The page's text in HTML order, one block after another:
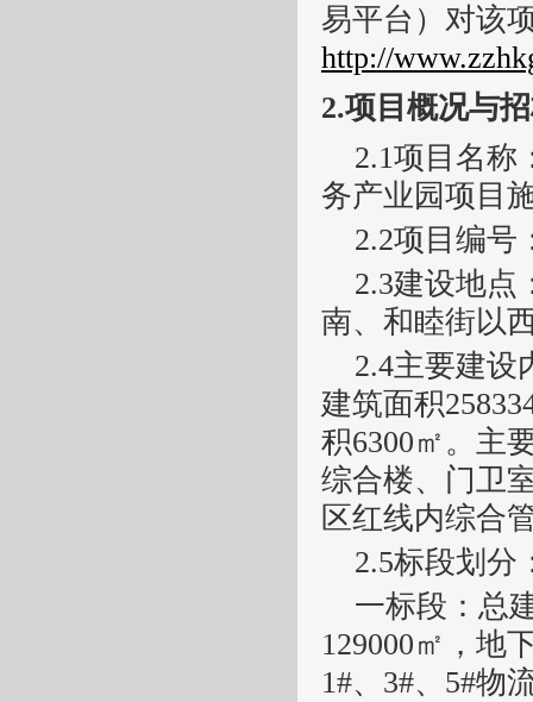
易平台）对该
http://
2.项目概况与
2.1项目名称
务产业园项目
2.2项目编号
2.3建设地点
南、和睦街以
2.4主要建设
建筑面积
积6300㎡。主
综合楼、门卫
区红线内综合
2.5标段划分
一标段： 总
129000㎡ ， 地
1#、 3#、 5#物